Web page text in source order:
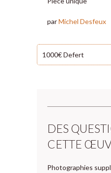
parMichel Desfeux
1000€ Defert
DES
CETTE
Photographies